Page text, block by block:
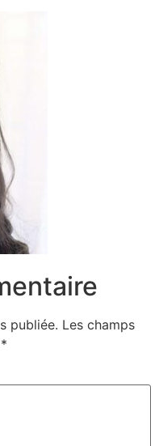
publiée. Les champs
*